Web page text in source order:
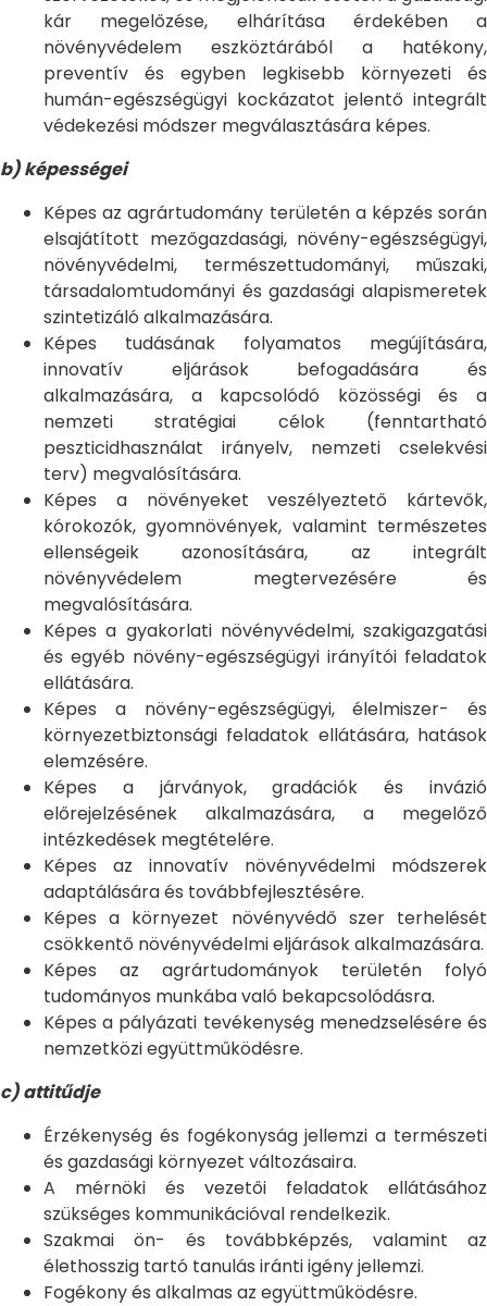
kár megelőzése, elhárítása érdekében a
növényvédelem eszköztárából a hatékony,
preventív és egyben legkisebb környezeti és
humán-egészségügyi kockázatot jelentő integrált
védekezési módszer megválasztására képes.
b) képességei
Képes az agrártudomány területén a képzés során
elsajátított mezőgazdasági, növény-egészségügyi,
növényvédelmi, természettudományi, műszaki,
társadalomtudományi és gazdasági alapismeretek
szintetizáló alkalmazására.
Képes tudásának folyamatos megújítására,
innovatív eljárások befogadására és
alkalmazására, a kapcsolódó közösségi és a
nemzeti stratégiai célok (fenntartható
peszticidhasználat irányelv, nemzeti cselekvési
terv) megvalósítására.
Képes a növényeket veszélyeztető kártevők,
kórokozók, gyomnövények, valamint természetes
ellenségeik azonosítására, az integrált
növényvédelem megtervezésére és
megvalósítására.
Képes a gyakorlati növényvédelmi, szakigazgatási
és egyéb növény-egészségügyi irányítói feladatok
ellátására.
Képes a növény-egészségügyi, élelmiszer- és
környezetbiztonsági feladatok ellátására, hatások
elemzésére.
Képes a járványok, gradációk és invázió
előrejelzésének alkalmazására, a megelőző
intézkedések megtételére.
Képes az innovatív növényvédelmi módszerek
adaptálására és továbbfejlesztésére.
Képes a környezet növényvédő szer terhelését
csökkentő növényvédelmi eljárások alkalmazására.
Képes az agrártudományok területén folyó
tudományos munkába való bekapcsolódásra.
Képes a pályázati tevékenység menedzselésére és
nemzetközi együttműködésre.
c) attitűdje
Érzékenység és fogékonyság jellemzi a természeti
és gazdasági környezet változásaira.
A mérnöki és vezetői feladatok ellátásához
szükséges kommunikációval rendelkezik.
Szakmai ön- és továbbképzés, valamint az
élethosszig tartó tanulás iránti igény jellemzi.
Fogékony és alkalmas az együttműködésre.